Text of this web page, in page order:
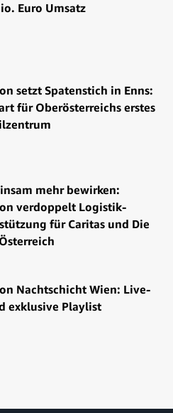
Euro Umsatz
setzt Spatenstich in Enns:
für Oberösterreichs erstes
mehr bewirken:
verdoppelt Logistik-
für Caritas und Die
Nachtschicht Wien: Live-
exklusive Playlist